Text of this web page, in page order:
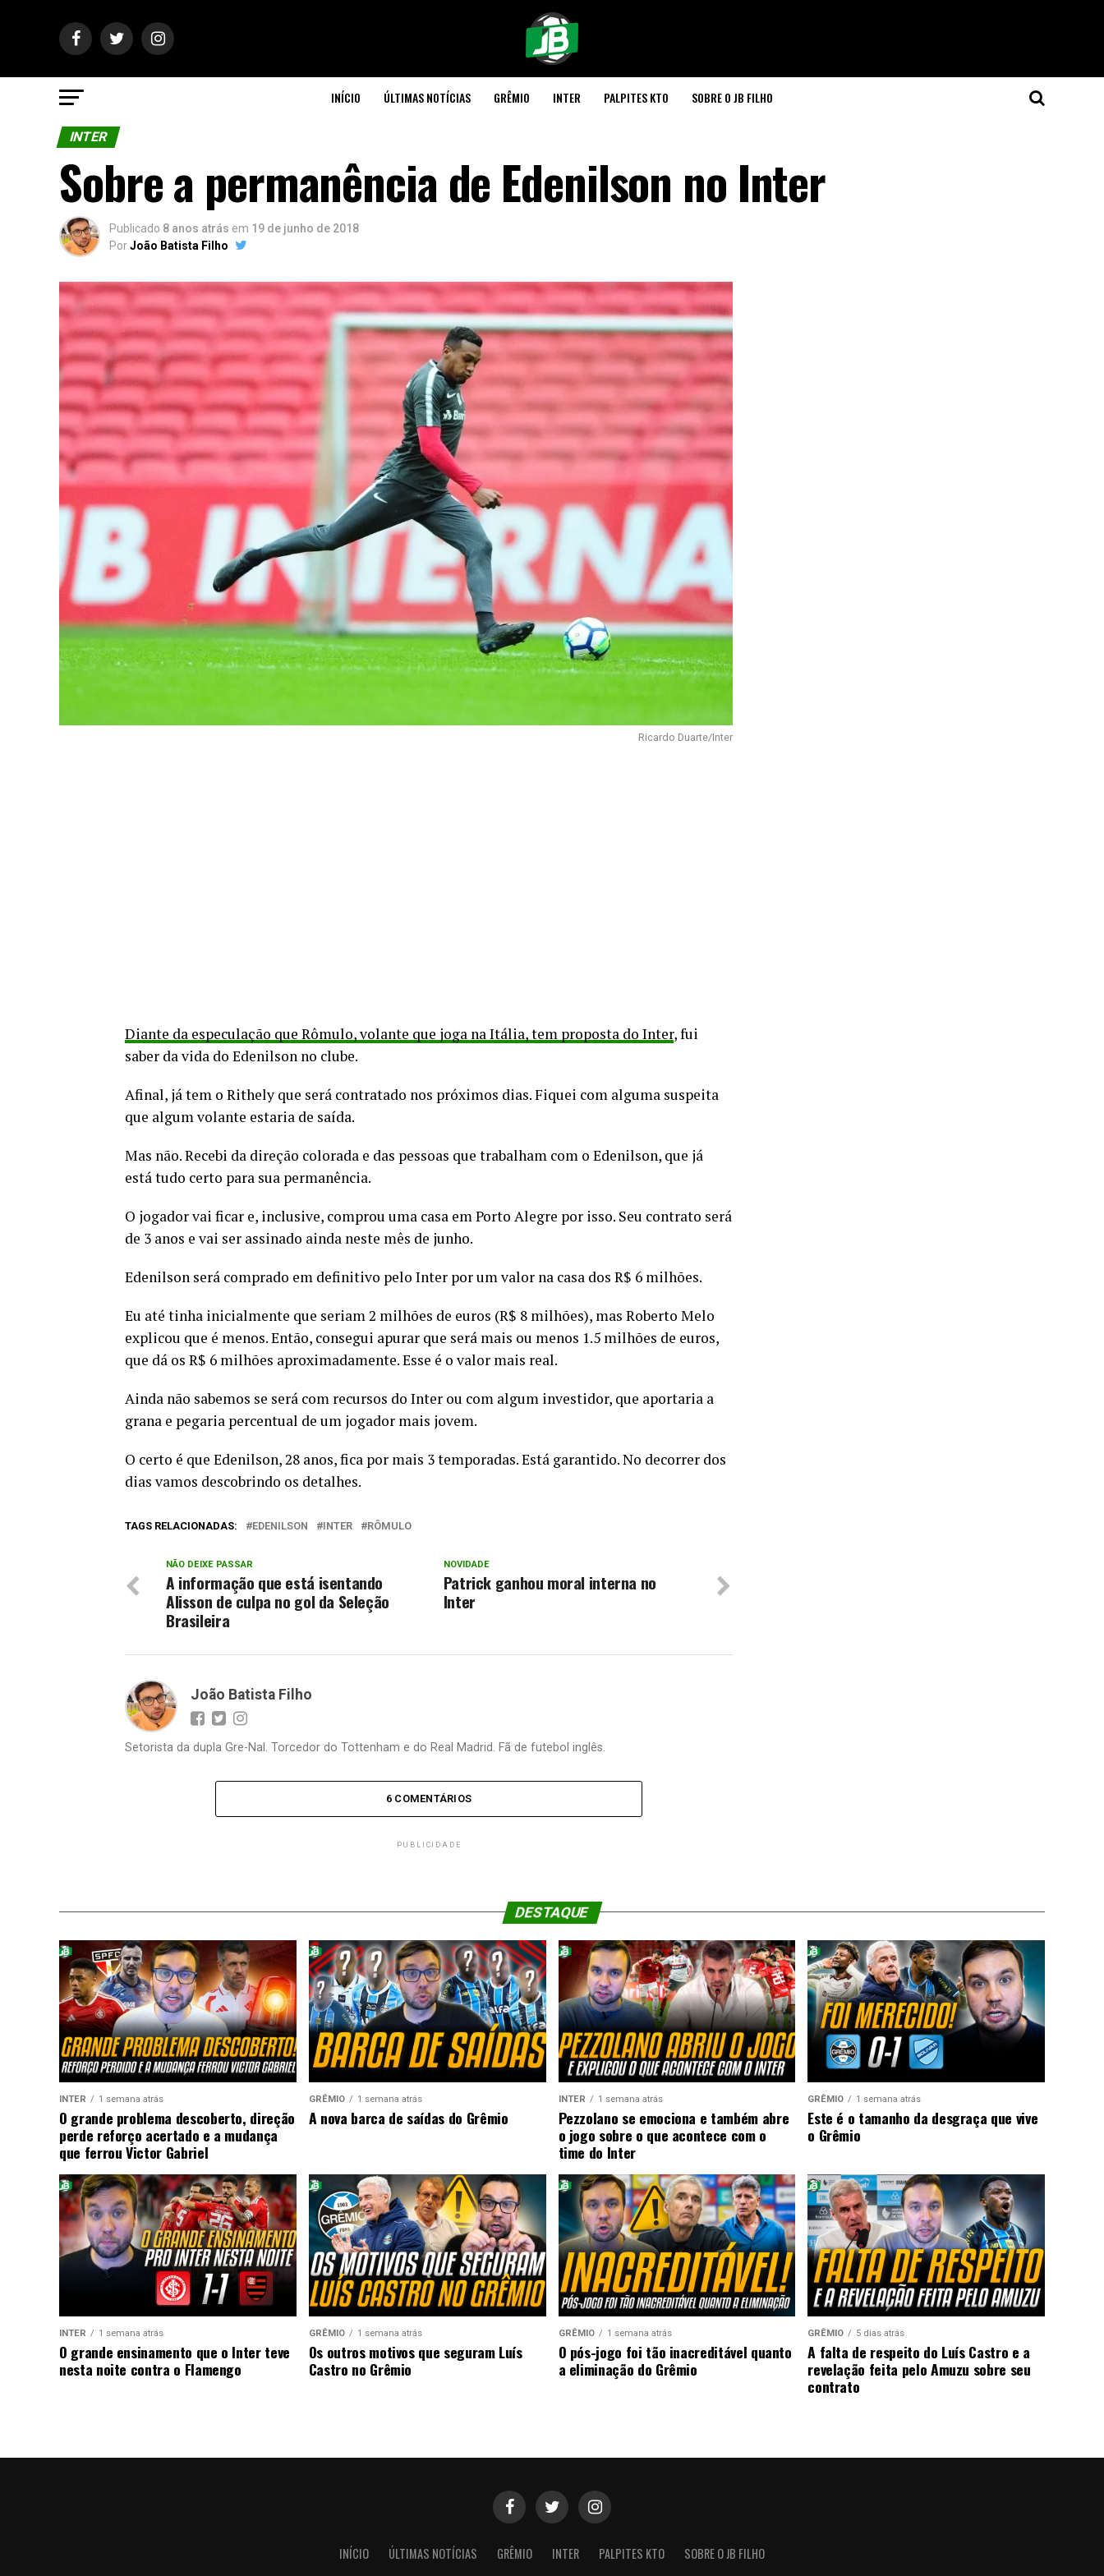
INÍCIO ÚLTIMAS NOTÍCIAS GRÊMIO INTER PALPITES KTO SOBRE O JB FILHO
INTER
Sobre a permanência de Edenilson no Inter
Publicado 8 anos atrás em 19 de junho de 2018
PorJoão Batista Filho
Ricardo Duarte/Inter
Diante da especulação que Rômulo, volante que joga na Itália, tem proposta do Inter, fui
saber da vida do Edenilson no clube.
Afinal, já tem o Rithely que será contratado nos próximos dias. Fiquei com alguma suspeita
que algum volante estaria de saída.
Mas não. Recebi da direção colorada e das pessoas que trabalham com o Edenilson, que já
está tudo certo para sua permanência.
O jogador vai ficar e, inclusive, comprou uma casa em Porto Alegre por isso. Seu contrato será
de 3 anos e vai ser assinado ainda neste mês de junho.
Edenilson será comprado em definitivo pelo Inter por um valor na casa dos R$ 6 milhões.
Eu até tinha inicialmente que seriam 2 milhões de euros (R$ 8 milhões), mas Roberto Melo
explicou que é menos. Então, consegui apurar que será mais ou menos 1.5 milhões de euros,
que dá os R$ 6 milhões aproximadamente. Esse é o valor mais real.
Ainda não sabemos se será com recursos do Inter ou com algum investidor, que aportaria a
grana e pegaria percentual de um jogador mais jovem.
O certo é que Edenilson, 28 anos, fica por mais 3 temporadas. Está garantido. No decorrer dos
dias vamos descobrindo os detalhes.
TAGS RELACIONADAS: EDENILSON INTER RÔMULO
NOVIDADE
Patrick ganhou moral interna no
Inter
NÃO DEIXE PASSAR
A informação que está isentando
Alisson de culpa no gol da Seleção
Brasileira
João Batista Filho
Setorista da dupla Gre-Nal. Torcedor do Tottenham e do Real Madrid. Fã de futebol inglês.
6 COMENTÁRIOS
PUBLICIDADE
DESTAQUE
INTER 1 semana atrás
O grande problema descoberto, direção
perde reforço acertado e a mudança
que ferrou Victor Gabriel
GRÊMIO 1 semana atrás
A nova barca de saídas do Grêmio
INTER 1 semana atrás
Pezzolano se emociona e também abre
o jogo sobre o que acontece com o
time do Inter
GRÊMIO 1 semana atrás
Este é o tamanho da desgraça que vive
o Grêmio
INTER 1 semana atrás
O grande ensinamento que o Inter teve
nesta noite contra o Flamengo
GRÊMIO 1 semana atrás
Os outros motivos que seguram Luís
Castro no Grêmio
GRÊMIO 1 semana atrás
O pós-jogo foi tão inacreditável quanto
a eliminação do Grêmio
GRÊMIO 5 dias atrás
A falta de respeito do Luís Castro e a
revelação feita pelo Amuzu sobre seu
contrato
INÍCIO ÚLTIMAS NOTÍCIAS GRÊMIO INTER PALPITES KTO SOBRE O JB FILHO